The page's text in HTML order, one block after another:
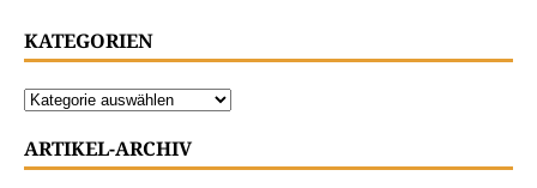
KATEGORIEN
ARTIKEL-ARCHIV